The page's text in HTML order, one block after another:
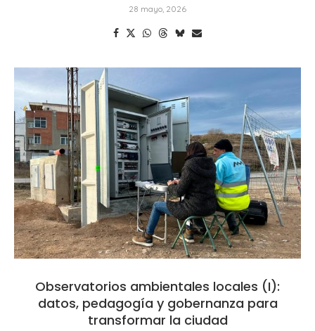
28 mayo, 2026
Observatorios ambientales locales (I):
datos, pedagogía y gobernanza para
transformar la ciudad